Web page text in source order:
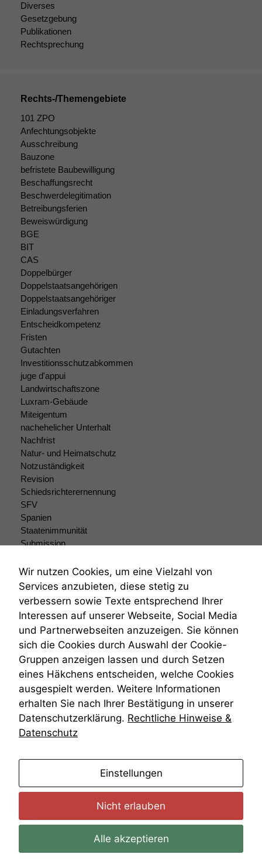
Diverses
Gesetzgebung
Publikationen
Rechtsprechung
Rechts-/Themengebiete
101 ZPO
Anfechtungsobjekte
Ausschreibung
Bauzone
befristete Baubewilligung
Beschaffungsrecht
Beschwerdelegitimation
Betreibungsferien
Beweiswürdigung
BGE
BIT
CAS
Doppelbürger
Doppelstaatsangehörigen
Doppelstaatsangehöriger
Einladungsverfahren
Entscheidkompetenz
Fristen
Gutachten
Investitionsschutzabkommen
juge d'appui
Landwirtschaftszone
Luxram-Gebäude
Miteigentum
nachehelicher Unterhalt
Nachfrist
Natur- und Heimatschutz
Notzuständigkeit
Revision
Schiedsrichterernennung
SFV
Spanien
Staatenimmunität
Submission
Teilungsklage
Venezuela
VRK
Wiederherstellungsanordnung
Zivilprozessordnung
ZPO
Zustellfiktion
Zuständigkeit
Öffentliches Personalrecht
Öffentlichkeitsprinzip
Wir nutzen Cookies, um eine Vielzahl von
Services anzubieten, diese stetig zu
verbessern sowie Texte entsprechend Ihrer
Interessen auf unserer Webseite, Social Media
und Partnerwebseiten anzuzeigen. Sie können
sich die Cookies durch Auswahl der Cookie-
Gruppen anzeigen lassen und durch Setzen
eines Häkchens entscheiden, welche Cookies
ausgespielt werden. Weitere Informationen
erhalten Sie nach Ihrer Bestätigung in unserer
Datenschutzerklärung. Rechtliche Hinweise &
Datenschutz
Einstellungen
Nicht erlauben
Alle akzeptieren